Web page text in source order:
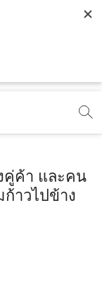
| CAMPAIGN |
คู่ค้า และคน
าวไปข้าง